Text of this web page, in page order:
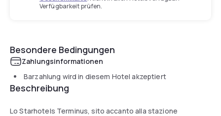
Verfügbarkeit prüfen.
Besondere Bedingungen
Zahlungsinformationen
Barzahlung wird in diesem Hotel akzeptiert
Beschreibung
Lo Starhotels Terminus, sito accanto alla stazione